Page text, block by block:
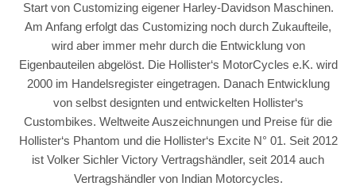
Start von Customizing eigener Harley-Davidson Maschinen.
Am Anfang erfolgt das Customizing noch durch Zukaufteile,
wird aber immer mehr durch die Entwicklung von
Eigenbauteilen abgelöst. Die Hollister‘s MotorCycles e.K. wird
2000 im Handelsregister eingetragen. Danach Entwicklung
von selbst designten und entwickelten Hollister‘s
Custombikes. Weltweite Auszeichnungen und Preise für die
Hollister‘s Phantom und die Hollister‘s Excite N° 01. Seit 2012
ist Volker Sichler Victory Vertragshändler, seit 2014 auch
Vertragshändler von Indian Motorcycles.